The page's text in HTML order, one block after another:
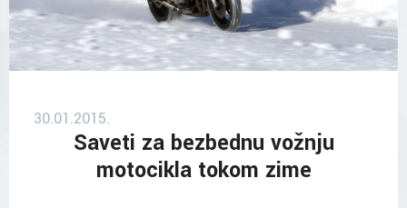
30.01.2015.
Saveti za bezbednu vožnju
motocikla tokom zime